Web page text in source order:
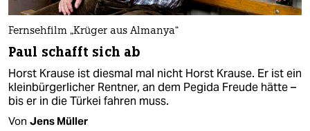
Fernsehfilm „Krüger aus Almanya“
Paul schafft sich ab
Horst Krause ist diesmal mal nicht Horst Krause. Er ist ein
kleinbürgerlicher Rentner, an dem Pegida Freude hätte –
bis er in die Türkei fahren muss.
Von Jens Müller